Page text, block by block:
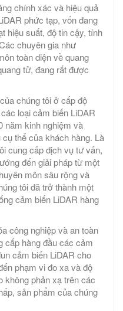
chính xác và hiệu quả
phức tạp, vốn đang
hiệu suất, độ tin cậy, tính
chuyên gia như
toàn diện về quang
tử, đang rất được
chúng tôi ở cấp độ
loại cảm biến LiDAR
năm kinh nghiệm và
thể của khách hàng. Là
cung cấp dịch vụ tư vấn,
đến giải pháp từ một
môn sâu rộng và
tôi đã trở thành một
cảm biến LiDAR hàng
công nghiệp và an toàn
cấp hàng đầu các cảm
cảm biến LiDAR cho
phạm vi đo xa và độ
không phản xạ trên các
sản phẩm của chúng